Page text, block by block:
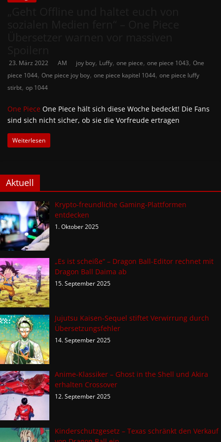
23. März 2022 AM joy boy, Luffy, one piece, one piece 1043, One
piece 1044, One piece joy boy, one piece kapitel 1044, one piece luffy
stirbt, op 1044
One Piece One Piece hält sich diese Woche bedeckt! Die Fans
sind sich nicht sicher, ob sie die Vorfreude ertragen
Weiterlesen
Aktuell
Krypto-freundliche Gaming-Plattformen
entdecken
1. Oktober 2025
„Es ist scheiße“ – Dragon Ball-Editor rechnet mit
Dragon Ball Daima ab
15. September 2025
Jujutsu Kaisen-Sequel stiftet Verwirrung durch
Übersetzungsfehler
14. September 2025
Anime-Klassiker – Ghost in the Shell und Akira
erhalten Crossover
12. September 2025
Kinderschutzgesetz – Texas schränkt den Verkauf